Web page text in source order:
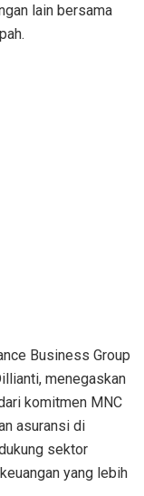
lain bersama
Business Group
menegaskan
komitmen MNC
asuransi di
sektor
yang lebih